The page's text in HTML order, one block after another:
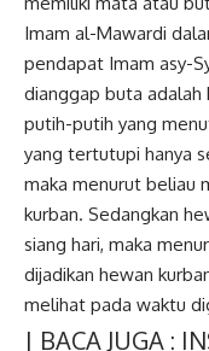
Imam al-Mawardi
pendapat Imam asy-
dianggap buta adalah
putih-putih yang
yang tertutupi hanya
maka menurut beliau
kurban. Sedangkan
siang hari, maka
dijadikan hewan
melihat pada waktu
| BACA JUGA :